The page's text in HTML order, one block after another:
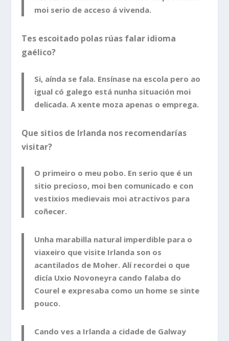
moi serio de acceso á vivenda.
Tes escoitado polas rúas falar idioma
gaélico?
Si, aínda se fala. Ensínase na escola pero ao
igual có galego está nunha situación moi
delicada. A xente moza apenas o emprega.
Que sitios de Irlanda nos recomendarías
visitar?
O primeiro o meu pobo. En serio que é un
sitio precioso, moi ben comunicado e con
vestixios medievais moi atractivos para
coñecer.
Unha marabilla natural imperdible para o
viaxeiro que visite Irlanda son os
acantilados de Moher. Alí recordei o que
dicía Uxio Novoneyra cando falaba do
Courel e expresaba como un home se sinte
pouco.
Cando ves a Irlanda a cidade de Galway